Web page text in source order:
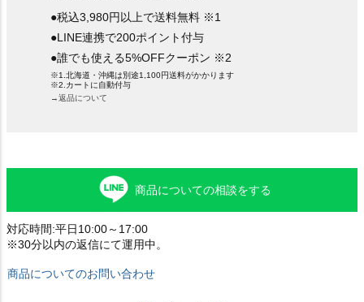
●税込3,980円以上で送料無料 ※1
●LINE連携で200ポイント付与
●誰でも使える5%OFFクーポン ※2
※1.北海道・沖縄は別途1,100円送料がかかります
※2.カートに自動付与
→返品について
商品についての相談をする
対応時間:平日10:00～17:00
※30分以内の返信にて運用中。
商品についてのお問い合わせ